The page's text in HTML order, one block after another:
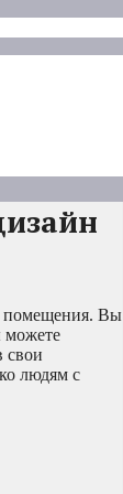
помещения. Вы
можете
свои
людям с